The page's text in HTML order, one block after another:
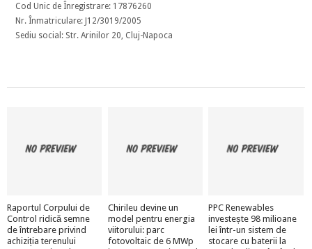
Cod Unic de Înregistrare: 17876260
Nr. Înmatriculare: J12/3019/2005
Sediu social: Str. Arinilor 20, Cluj-Napoca
Raportul Corpului de
Control ridică semne
de întrebare privind
achiziția terenului
Chirileu devine un
model pentru energia
viitorului: parc
fotovoltaic de 6 MWp
PPC Renewables
investește 98 milioane
lei într-un sistem de
stocare cu baterii la